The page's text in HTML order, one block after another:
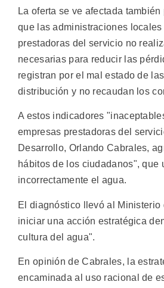
La oferta se ve afectada
que las administraciones
prestadoras del servicio no
necesarias para reducir las
registran por el mal estado de
distribución y no recaudan los
A estos indicadores
empresas prestadoras del
Desarrollo, Orlando Cabrales,
hábitos de los ciudadanos", que
incorrectamente el agua.
El diagnóstico llevó al Ministerio
iniciar una acción estratégica
cultura del agua".
En opinión de Cabrales, la
encaminada al uso racional de